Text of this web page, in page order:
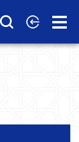
Open